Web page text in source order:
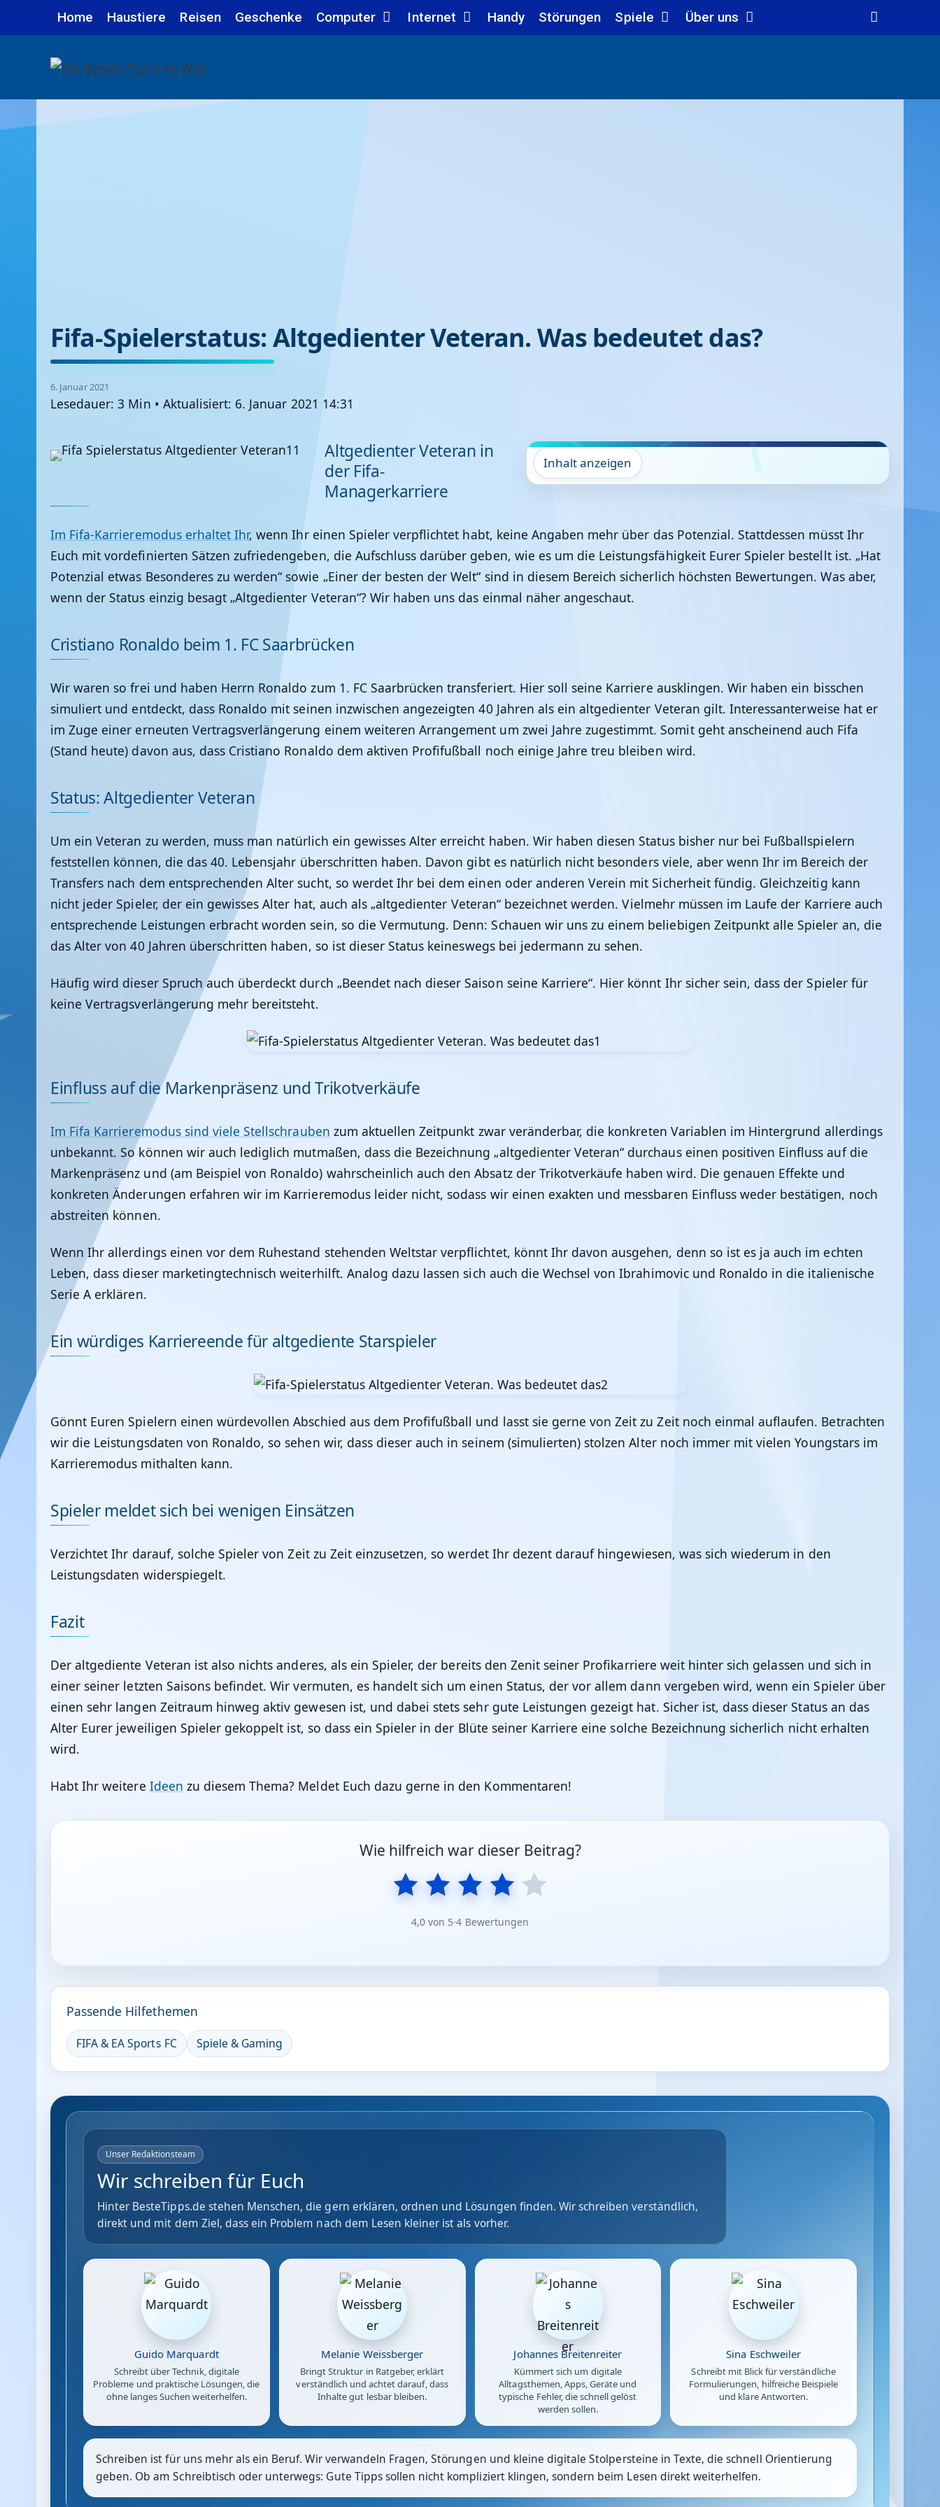
Inhalt
Home Haustiere Reisen Geschenke Computer Internet Handy Störungen Spiele Über uns
Fifa-Spielerstatus: Altgedienter Veteran. Was bedeutet das?
6. Januar 2021
Lesedauer: 3 Min • Aktualisiert: 6. Januar 2021 14:31
Inhalt anzeigen
Altgedienter Veteran in
der Fifa-
Managerkarriere
Im Fifa-Karrieremodus erhaltet Ihr, wenn Ihr einen Spieler verpflichtet habt, keine Angaben mehr über das Potenzial. Stattdessen müsst Ihr
Euch mit vordefinierten Sätzen zufriedengeben, die Aufschluss darüber geben, wie es um die Leistungsfähigkeit Eurer Spieler bestellt ist. „Hat
Potenzial etwas Besonderes zu werden“ sowie „Einer der besten der Welt“ sind in diesem Bereich sicherlich höchsten Bewertungen. Was aber,
wenn der Status einzig besagt „Altgedienter Veteran“? Wir haben uns das einmal näher angeschaut.
Cristiano Ronaldo beim 1. FC Saarbrücken
Wir waren so frei und haben Herrn Ronaldo zum 1. FC Saarbrücken transferiert. Hier soll seine Karriere ausklingen. Wir haben ein bisschen
simuliert und entdeckt, dass Ronaldo mit seinen inzwischen angezeigten 40 Jahren als ein altgedienter Veteran gilt. Interessanterweise hat er
im Zuge einer erneuten Vertragsverlängerung einem weiteren Arrangement um zwei Jahre zugestimmt. Somit geht anscheinend auch Fifa
(Stand heute) davon aus, dass Cristiano Ronaldo dem aktiven Profifußball noch einige Jahre treu bleiben wird.
Status: Altgedienter Veteran
Um ein Veteran zu werden, muss man natürlich ein gewisses Alter erreicht haben. Wir haben diesen Status bisher nur bei Fußballspielern
feststellen können, die das 40. Lebensjahr überschritten haben. Davon gibt es natürlich nicht besonders viele, aber wenn Ihr im Bereich der
Transfers nach dem entsprechenden Alter sucht, so werdet Ihr bei dem einen oder anderen Verein mit Sicherheit fündig. Gleichzeitig kann
nicht jeder Spieler, der ein gewisses Alter hat, auch als „altgedienter Veteran“ bezeichnet werden. Vielmehr müssen im Laufe der Karriere auch
entsprechende Leistungen erbracht worden sein, so die Vermutung. Denn: Schauen wir uns zu einem beliebigen Zeitpunkt alle Spieler an, die
das Alter von 40 Jahren überschritten haben, so ist dieser Status keineswegs bei jedermann zu sehen.
Häufig wird dieser Spruch auch überdeckt durch „Beendet nach dieser Saison seine Karriere“. Hier könnt Ihr sicher sein, dass der Spieler für
keine Vertragsverlängerung mehr bereitsteht.
Einfluss auf die Markenpräsenz und Trikotverkäufe
Im Fifa Karrieremodus sind viele Stellschrauben zum aktuellen Zeitpunkt zwar veränderbar, die konkreten Variablen im Hintergrund allerdings
unbekannt. So können wir auch lediglich mutmaßen, dass die Bezeichnung „altgedienter Veteran“ durchaus einen positiven Einfluss auf die
Markenpräsenz und (am Beispiel von Ronaldo) wahrscheinlich auch den Absatz der Trikotverkäufe haben wird. Die genauen Effekte und
konkreten Änderungen erfahren wir im Karrieremodus leider nicht, sodass wir einen exakten und messbaren Einfluss weder bestätigen, noch
abstreiten können.
Wenn Ihr allerdings einen vor dem Ruhestand stehenden Weltstar verpflichtet, könnt Ihr davon ausgehen, denn so ist es ja auch im echten
Leben, dass dieser marketingtechnisch weiterhilft. Analog dazu lassen sich auch die Wechsel von Ibrahimovic und Ronaldo in die italienische
Serie A erklären.
Ein würdiges Karriereende für altgediente Starspieler
Gönnt Euren Spielern einen würdevollen Abschied aus dem Profifußball und lasst sie gerne von Zeit zu Zeit noch einmal auflaufen. Betrachten
wir die Leistungsdaten von Ronaldo, so sehen wir, dass dieser auch in seinem (simulierten) stolzen Alter noch immer mit vielen Youngstars im
Karrieremodus mithalten kann.
Spieler meldet sich bei wenigen Einsätzen
Verzichtet Ihr darauf, solche Spieler von Zeit zu Zeit einzusetzen, so werdet Ihr dezent darauf hingewiesen, was sich wiederum in den
Leistungsdaten widerspiegelt.
Fazit
Der altgediente Veteran ist also nichts anderes, als ein Spieler, der bereits den Zenit seiner Profikarriere weit hinter sich gelassen und sich in
einer seiner letzten Saisons befindet. Wir vermuten, es handelt sich um einen Status, der vor allem dann vergeben wird, wenn ein Spieler über
einen sehr langen Zeitraum hinweg aktiv gewesen ist, und dabei stets sehr gute Leistungen gezeigt hat. Sicher ist, dass dieser Status an das
Alter Eurer jeweiligen Spieler gekoppelt ist, so dass ein Spieler in der Blüte seiner Karriere eine solche Bezeichnung sicherlich nicht erhalten
wird.
Habt Ihr weitere Ideen zu diesem Thema? Meldet Euch dazu gerne in den Kommentaren!
Wie hilfreich war dieser Beitrag?
4,0 von 5·4 Bewertungen
Passende Hilfethemen
FIFA & EA Sports FC Spiele & Gaming
Unser Redaktionsteam
Wir schreiben für Euch
Hinter BesteTipps.de stehen Menschen, die gern erklären, ordnen und Lösungen finden. Wir schreiben verständlich,
direkt und mit dem Ziel, dass ein Problem nach dem Lesen kleiner ist als vorher.
Guido Marquardt
Schreibt über Technik, digitale
Probleme und praktische Lösungen, die
ohne langes Suchen weiterhelfen.
Melanie Weissberger
Bringt Struktur in Ratgeber, erklärt
verständlich und achtet darauf, dass
Inhalte gut lesbar bleiben.
Johannes Breitenreiter
Kümmert sich um digitale
Alltagsthemen, Apps, Geräte und
typische Fehler, die schnell gelöst
werden sollen.
Sina Eschweiler
Schreibt mit Blick für verständliche
Formulierungen, hilfreiche Beispiele
und klare Antworten.
Schreiben ist für uns mehr als ein Beruf. Wir verwandeln Fragen, Störungen und kleine digitale Stolpersteine in Texte, die schnell Orientierung
geben. Ob am Schreibtisch oder unterwegs: Gute Tipps sollen nicht kompliziert klingen, sondern beim Lesen direkt weiterhelfen.